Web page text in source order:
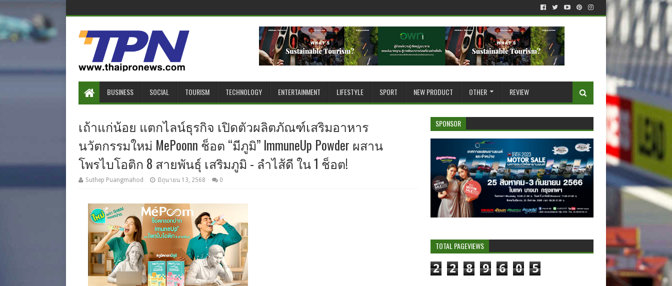
BUSINESS SOCIAL TOURISM TECHNOLOGY ENTERTAINMENT LIFESTYLE SPORT NEW PRODUCT OTHER REVIEW
เถ้าแก่น้อย แตกไลน์ธุรกิจ เปิดตัวผลิตภัณฑ์เสริมอาหาร
นวัตกรรมใหม่ MePoonn ช็อต “มีภูมิ” ImmuneUp Powder ผสาน
โพรไบโอติก 8 สายพันธุ์ เสริมภูมิ - ลำไส้ดี ใน 1 ช็อต!
Suthep Puangmahod มิถุนายน 13, 2568 0
SPONSOR
TOTAL PAGEVIEWS
2 2 8 9 6 0 5